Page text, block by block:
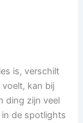
is, verschilt
kan bij
ding zijn veel
de spotlights